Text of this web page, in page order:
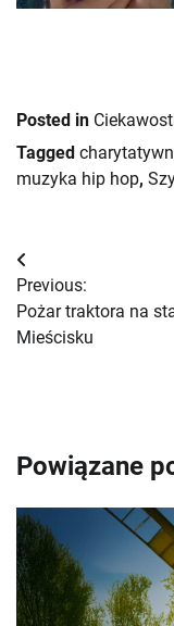
Posted in
Tagged
muzyka hip hop,
Nawigacja
wpisu
Previous:
Pożar traktora na
Mieścisku
Powiązane